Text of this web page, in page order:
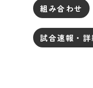
組み合わせ
試合速報・詳